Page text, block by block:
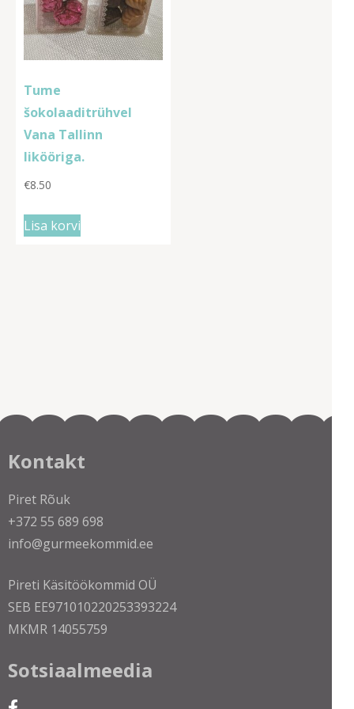
Tume
šokolaaditrühvel
Vana Tallinn
likööriga.
€8.50
Lisa korvi
Kontakt
Piret Rõuk
+372 55 689 698
info@gurmeekommid.ee
Pireti Käsitöökommid OÜ
SEB EE971010220253393224
MKMR 14055759
Sotsiaalmeedia